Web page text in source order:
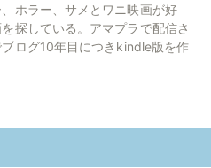
ホラー、サメとワニ映画が好
探している。アマプラで配信さ
ログ10年目につきkindle版を作